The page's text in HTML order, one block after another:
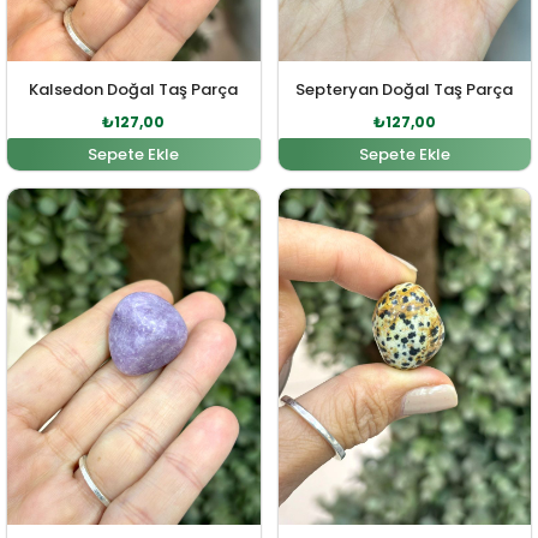
Kalsedon Doğal Taş Parça
₺127,00
Sepete Ekle
Septeryan Doğal Taş Parça
₺127,00
Sepete Ekle
Orijinal fiyat: ₺140,00.
Şu andaki fiyat: ₺127,00. Orijinal fiyat:
Şu andaki